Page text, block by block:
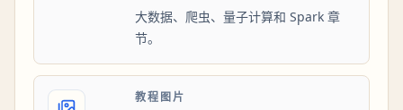
大数据、爬虫、量子计算和 Spark 章
节。
教程图片